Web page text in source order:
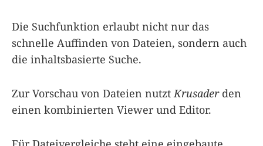
Die Suchfunktion erlaubt nicht nur das
schnelle Auffinden von Dateien, sondern auch
die inhaltsbasierte Suche.
Zur Vorschau von Dateien nutzt Krusaderden
einen kombinierten Viewer und Editor.